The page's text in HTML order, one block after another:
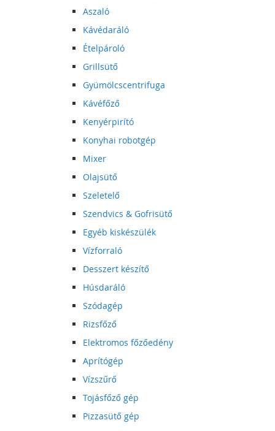
Aszaló
Kávédaráló
Ételpároló
Grillsütő
Gyümölcscentrifuga
Kávéfőző
Kenyérpirító
Konyhai robotgép
Mixer
Olajsütő
Szeletelő
Szendvics & Gofrisütő
Egyéb kiskészülék
Vízforraló
Desszert készítő
Húsdaráló
Szódagép
Rizsfőző
Elektromos főzőedény
Aprítógép
Vízszűrő
Tojásfőző gép
Pizzasütő gép